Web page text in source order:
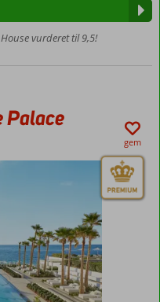
vurderet til 9,5!
Palace
gem